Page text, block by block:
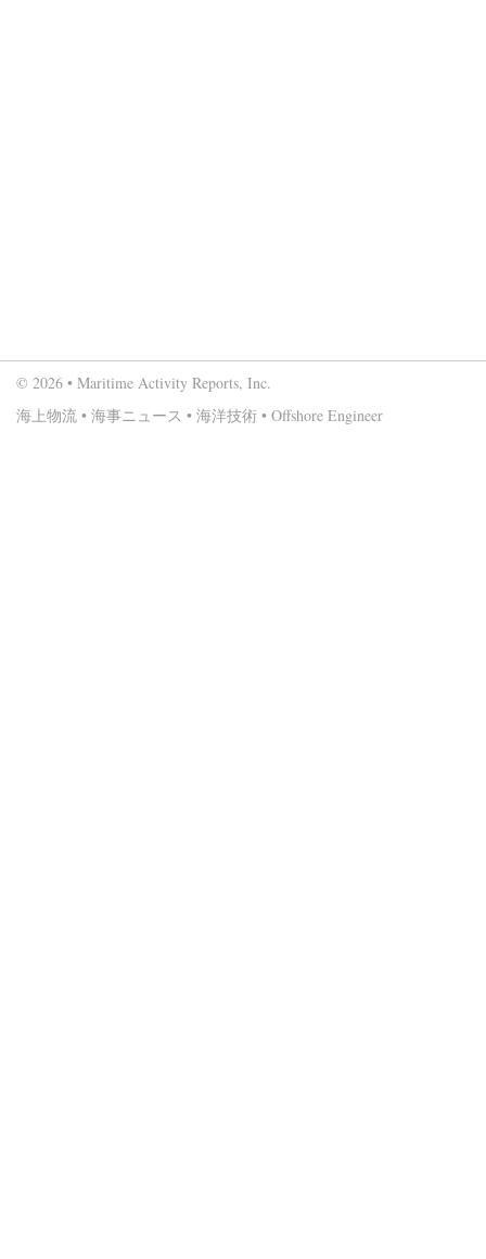
© 2026 • Maritime Activity Reports, Inc.
海上物流 • 海事ニュース • 海洋技術 • Offshore Engineer